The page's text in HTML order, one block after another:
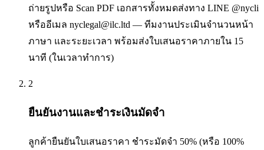
ถ่ายรูปหรือ Scan PDF เอกสารทั้งหมดส่งทาง LINE @nycli
หรืออีเมล nyclegal@ilc.ltd — ทีมงานประเมินจำนวนหน้า
ภาษา และระยะเวลา พร้อมส่งใบเสนอราคาภายใน 15
นาที (ในเวลาทำการ)
2
ยืนยันงานและชำระเงินมัดจำ
ลูกค้ายืนยันใบเสนอราคา ชำระมัดจำ 50% (หรือ 100%